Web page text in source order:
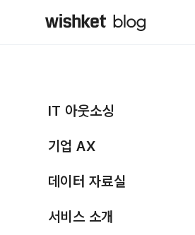
IT 아웃소싱
기업 AX
데이터 자료실
서비스 소개